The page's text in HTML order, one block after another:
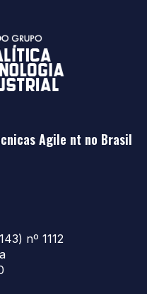
Agile nt no Brasil
nº 1112